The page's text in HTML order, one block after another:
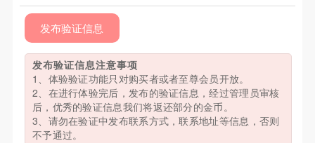
发布验证信息
发布验证信息注意事项
1、体验验证功能只对购买者或者至尊会员开放。
2、在进行体验完后，发布的验证信息，经过管理员审核
后，优秀的验证信息我们将返还部分的金币。
3、请勿在验证中发布联系方式，联系地址等信息，否则
不予通过。